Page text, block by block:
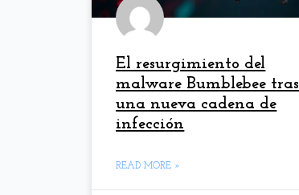
El resurgimiento del
malware Bumblebee tras
una nueva cadena de
infección
READ MORE »